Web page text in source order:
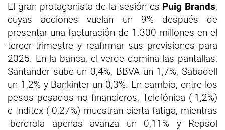
El gran protagonista de la sesión es Puig Brands,
cuyas acciones vuelan un 9% después de
presentar una facturación de 1.300 millones en el
tercer trimestre y reafirmar sus previsiones para
2025. En la banca, el verde domina las pantallas:
Santander sube un 0,4%, BBVA un 1,7%, Sabadell
un 1,2% y Bankinter un 0,3%. En cambio, entre los
pesos pesados no financieros, Telefónica (-1,2%)
e Inditex (-0,27%) muestran cierta fatiga, mientras
Iberdrola apenas avanza un 0,11% y Repsol